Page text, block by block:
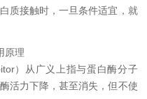
质接触时，一旦条件适宜，就
原理
）从广义上指与蛋白酶分子
活力下降，甚至消失，但不使